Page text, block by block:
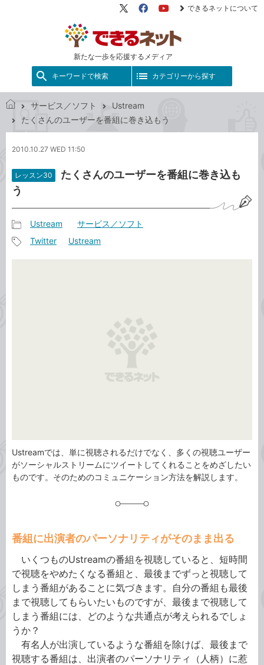
新たな一歩を応援するメディア
X（旧
FacebookYouTube
できるネットについて
キーワードで検索 カテゴリーから探す
き
ネ
ト
サービス／ソフト
Ustream
たくさんのユーザーを番組に巻き込もう
2010.10.27 WED 11:50
レッスン30
たくさんのユーザーを番組に巻き込も
う
事
カ
Ustream サービス／ソフト
Twitter Ustream
Ustreamでは、単に視聴されるだけでなく、多くの視聴ユーザー
がソーシャルストリームにツイートしてくれることをめざしたい
ものです。そのためのコミュニケーション方法を解説します。
番組に出演者のパーソナリティがそのまま出る
いくつものUstreamの番組を視聴していると、短時間
で視聴をやめたくなる番組と、最後までずっと視聴して
しまう番組があることに気づきます。自分の番組も最後
まで視聴してもらいたいものですが、最後まで視聴して
しまう番組には、どのような共通点が考えられるでしょ
うか？
有名人が出演しているような番組を除けば、最後まで
視聴する番組は、出演者のパーソナリティ（人柄）に惹